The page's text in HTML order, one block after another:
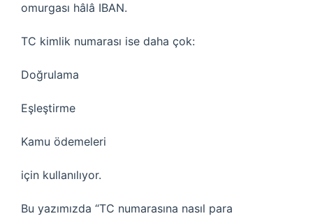
omurgası hâlâ IBAN.
TC kimlik numarası ise daha çok:
Doğrulama
Eşleştirme
Kamu ödemeleri
için kullanılıyor.
Bu yazımızda “TC numarasına nasıl para